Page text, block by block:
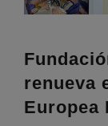
renueva
Europea